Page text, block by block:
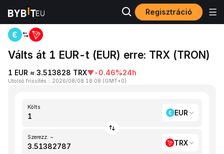
Regisztráció
Kezdőlap EUR to TRX
Válts át 1 EUR-t (EUR) erre: TRX (TRON)
1 EUR ≈ 3.513828 TRX▼-0.46%24h
Utolsó frissítés ： 2026/08/08 18:08 (GMT+0)
Költs
EUR
Szerezz: ~
TRX